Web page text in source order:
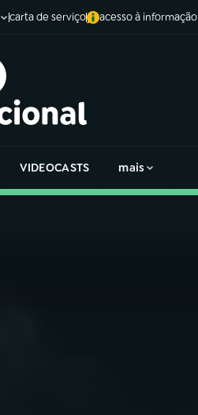
carta de serviço acesso à informação
VIDEOCASTS mais